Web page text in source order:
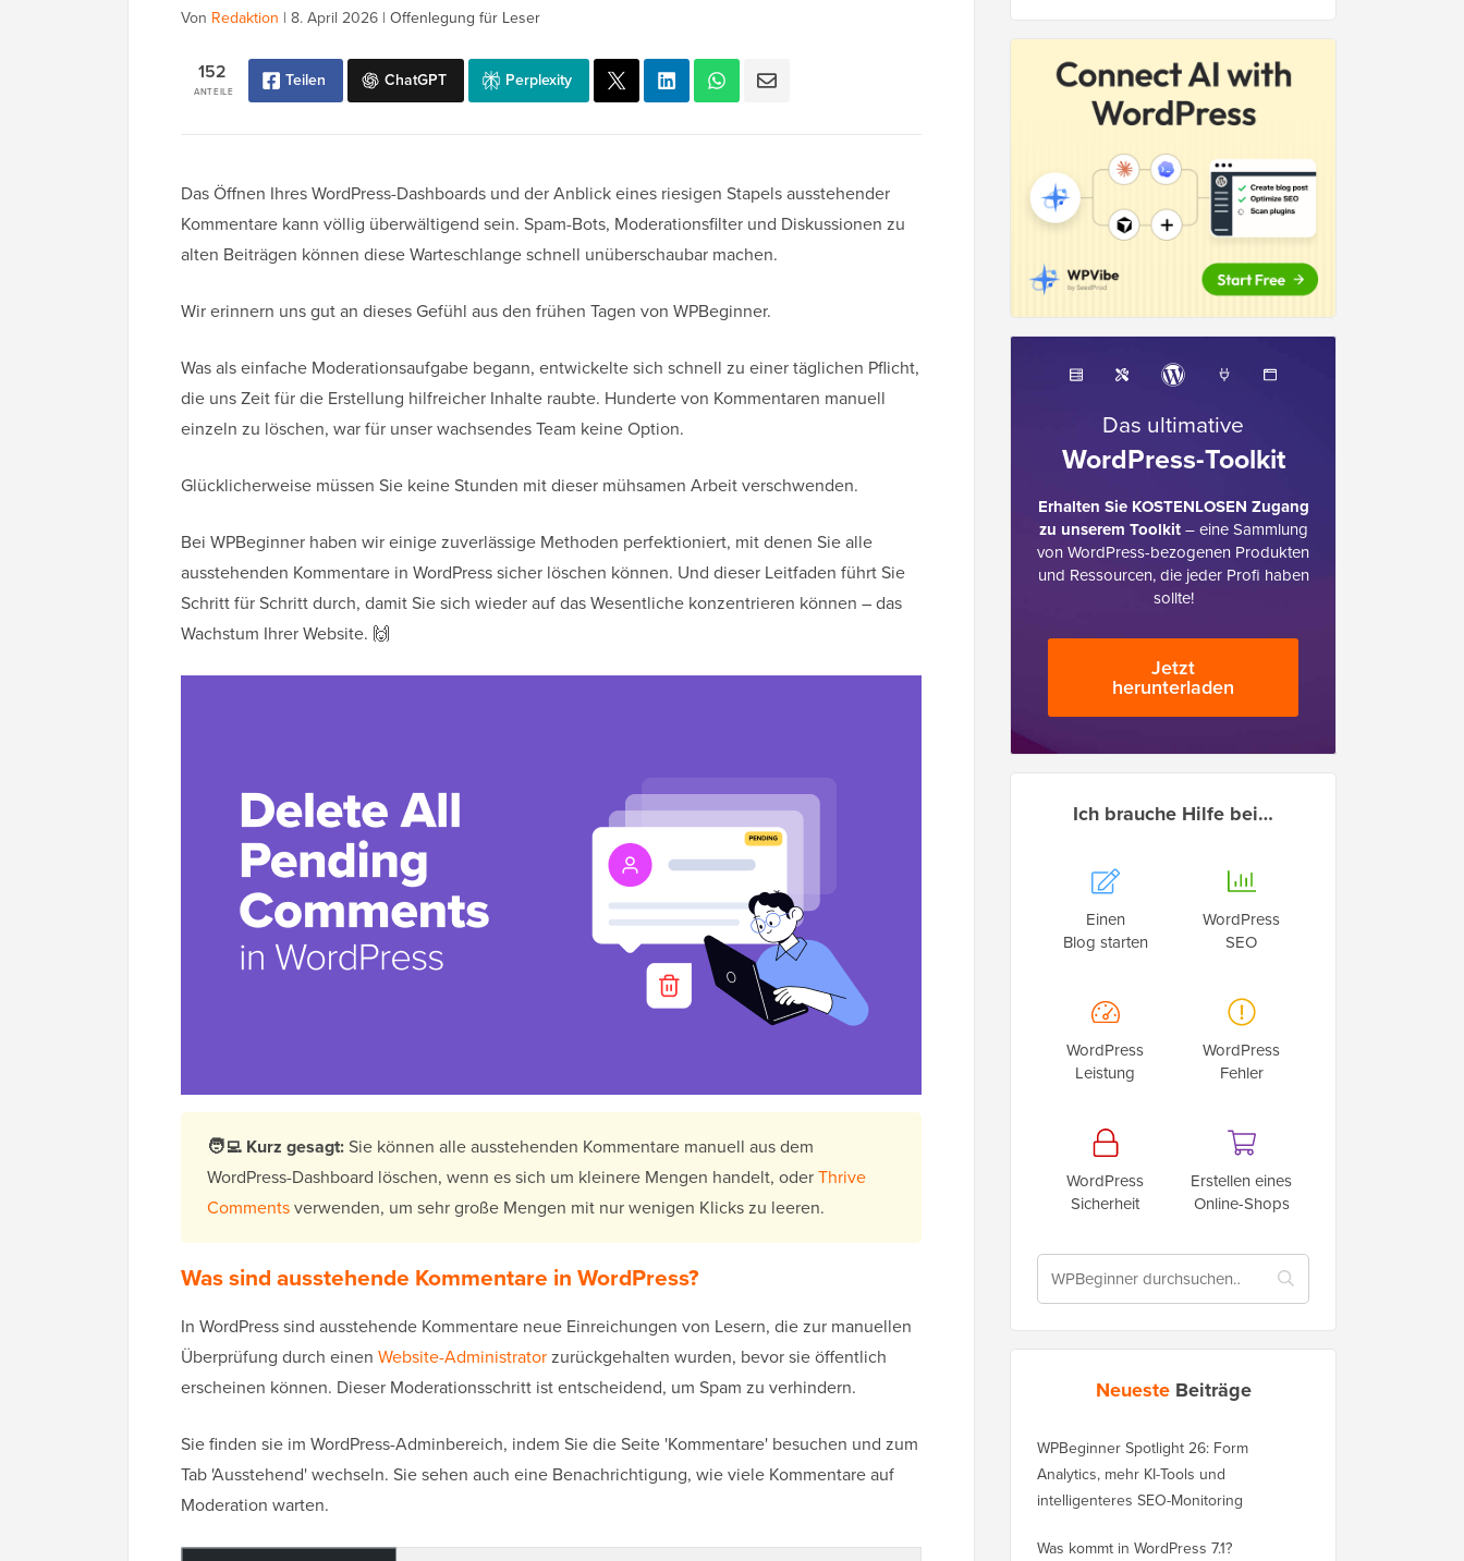
Von Redaktion | 8. April 2026 | Offenlegung für Leser
ANTEILE
152 Teilen ChatGPT Perplexity
Das Öffnen Ihres WordPress-Dashboards und der Anblick eines riesigen Stapels ausstehender
Kommentare kann völlig überwältigend sein. Spam-Bots, Moderationsfilter und Diskussionen zu
alten Beiträgen können diese Warteschlange schnell unüberschaubar machen.
Wir erinnern uns gut an dieses Gefühl aus den frühen Tagen von WPBeginner.
Was als einfache Moderationsaufgabe begann, entwickelte sich schnell zu einer täglichen Pflicht,
die uns Zeit für die Erstellung hilfreicher Inhalte raubte. Hunderte von Kommentaren manuell
einzeln zu löschen, war für unser wachsendes Team keine Option.
Glücklicherweise müssen Sie keine Stunden mit dieser mühsamen Arbeit verschwenden.
Bei WPBeginner haben wir einige zuverlässige Methoden perfektioniert, mit denen Sie alle
ausstehenden Kommentare in WordPress sicher löschen können. Und dieser Leitfaden führt Sie
Schritt für Schritt durch, damit Sie sich wieder auf das Wesentliche konzentrieren können – das
Wachstum Ihrer Website. 🙌
🧑‍💻 Kurz gesagt:Sie können alle ausstehenden Kommentare manuell aus dem
WordPress-Dashboard löschen, wenn es sich um kleinere Mengen handelt, oderThrive
Commentsverwenden, um sehr große Mengen mit nur wenigen Klicks zu leeren.
Was sind ausstehende Kommentare in WordPress?
In WordPress sind ausstehende Kommentare neue Einreichungen von Lesern, die zur manuellen
Überprüfung durch einen Website-Administratorzurückgehalten wurden, bevor sie öffentlich
erscheinen können. Dieser Moderationsschritt ist entscheidend, um Spam zu verhindern.
Sie finden sie im WordPress-Adminbereich, indem Sie die Seite 'Kommentare' besuchen und zum
Tab 'Ausstehend' wechseln. Sie sehen auch eine Benachrichtigung, wie viele Kommentare auf
Moderation warten.
Das ultimative
WordPress-Toolkit
Erhalten Sie KOSTENLOSEN Zugang
zu unserem Toolkit– eine Sammlung
von WordPress-bezogenen Produkten
und Ressourcen, die jeder Profi haben
sollte!
Jetzt
herunterladen
Ich brauche Hilfe bei…
Einen
Blog starten
WordPress
SEO
WordPress
Leistung
WordPress
Fehler
WordPress
Sicherheit
Erstellen eines
Online-Shops
Neueste Beiträge
WPBeginner Spotlight 26: Form
Analytics, mehr KI-Tools und
intelligenteres SEO-Monitoring
Was kommt in WordPress 7.1?